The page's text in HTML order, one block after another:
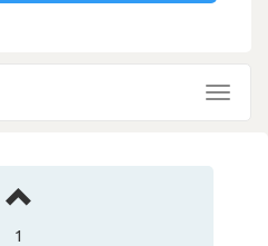
Toggle
1